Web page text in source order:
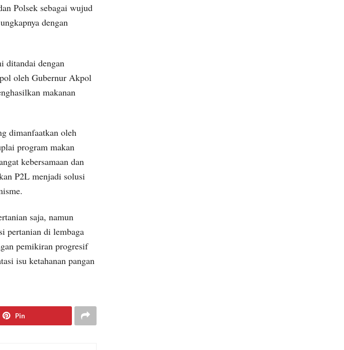
Polsek sebagai wujud
dengan
ditandai dengan
oleh Gubernur Akpol
makanan
dimanfaatkan oleh
program makan
kebersamaan dan
P2L menjadi solusi
saja, namun
pertanian di lembaga
pemikiran progresif
isu ketahanan pangan
Pin